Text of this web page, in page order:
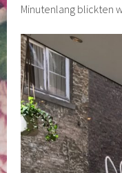
Minutenlang blickten